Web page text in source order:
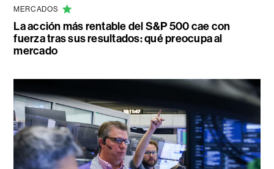
MERCADOS
La acción más rentable del S&P 500 cae con
fuerza tras sus resultados: qué preocupa al
mercado